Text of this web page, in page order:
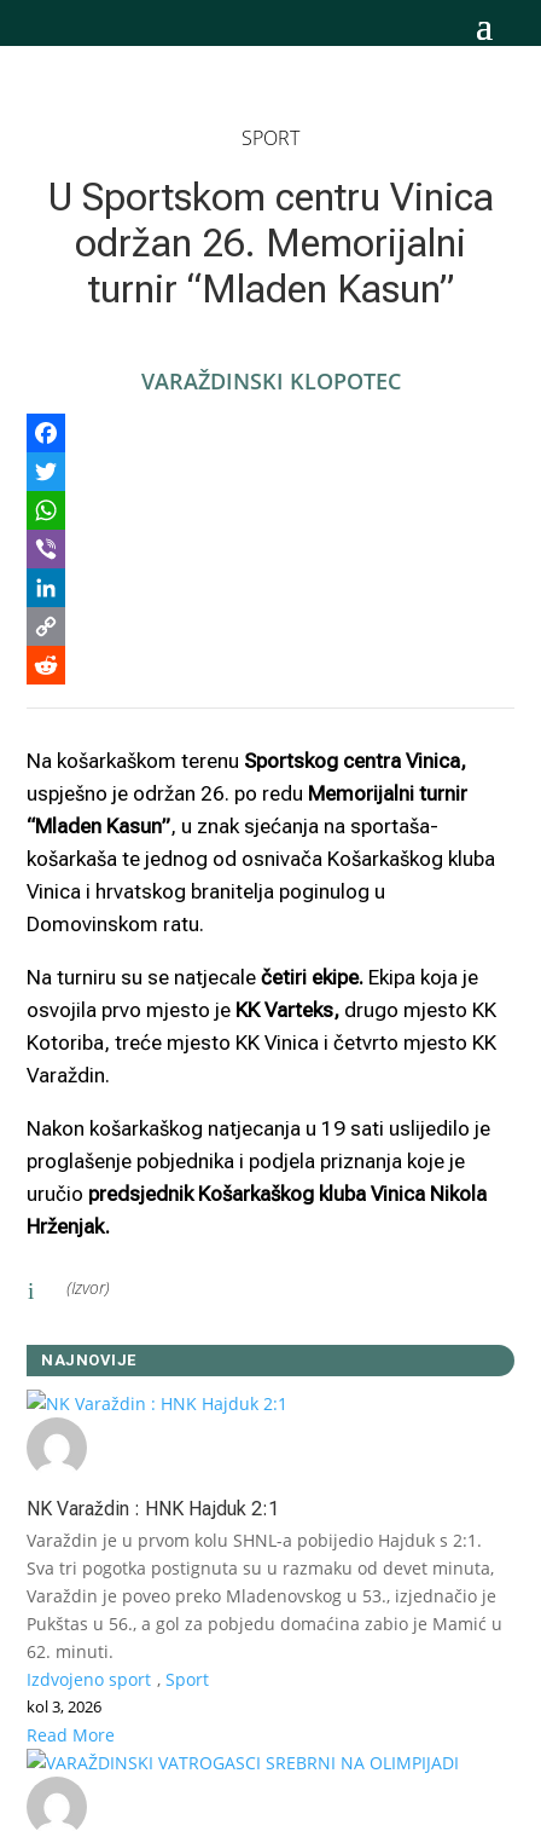
SPORT
U Sportskom centru Vinica
održan 26. Memorijalni
turnir “Mladen Kasun”
VARAŽDINSKI KLOPOTEC
Link
Reddit
Na košarkaškom terenu Sportskog centra Vinica,
uspješno je održan 26. po redu Memorijalni turnir
“Mladen Kasun”, u znak sjećanja na sportaša-
košarkaša te jednog od osnivača Košarkaškog kluba
Vinica i hrvatskog branitelja poginulog u
Domovinskom ratu.
Na turniru su se natjecalečetiri ekipe. Ekipa koja je
osvojila prvo mjesto je KK Varteks, drugo mjesto KK
Kotoriba, treće mjesto KK Vinica i četvrto mjesto KK
Varaždin.
Nakon košarkaškog natjecanja u 19 sati uslijedilo je
proglašenje pobjednika i podjela priznanja koje je
uručio predsjednik Košarkaškog kluba Vinica Nikola
Hrženjak.
i (Izvor)
NAJNOVIJE
NK Varaždin : HNK Hajduk 2:1
Varaždin je u prvom kolu SHNL-a pobijedio Hajduk s 2:1.
Sva tri pogotka postignuta su u razmaku od devet minuta,
Varaždin je poveo preko Mladenovskog u 53., izjednačio je
Pukštas u 56., a gol za pobjedu domaćina zabio je Mamić u
62. minuti.
Izdvojeno sport ,Sport
kol 3, 2026
Read More